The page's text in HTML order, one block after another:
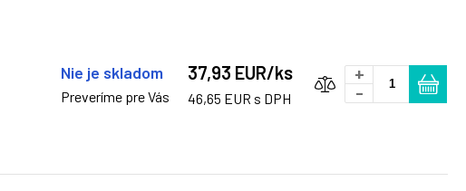
Nie je skladom
Preveríme pre Vás
37,93 EUR/ks
46,65 EUR s DPH
+
-